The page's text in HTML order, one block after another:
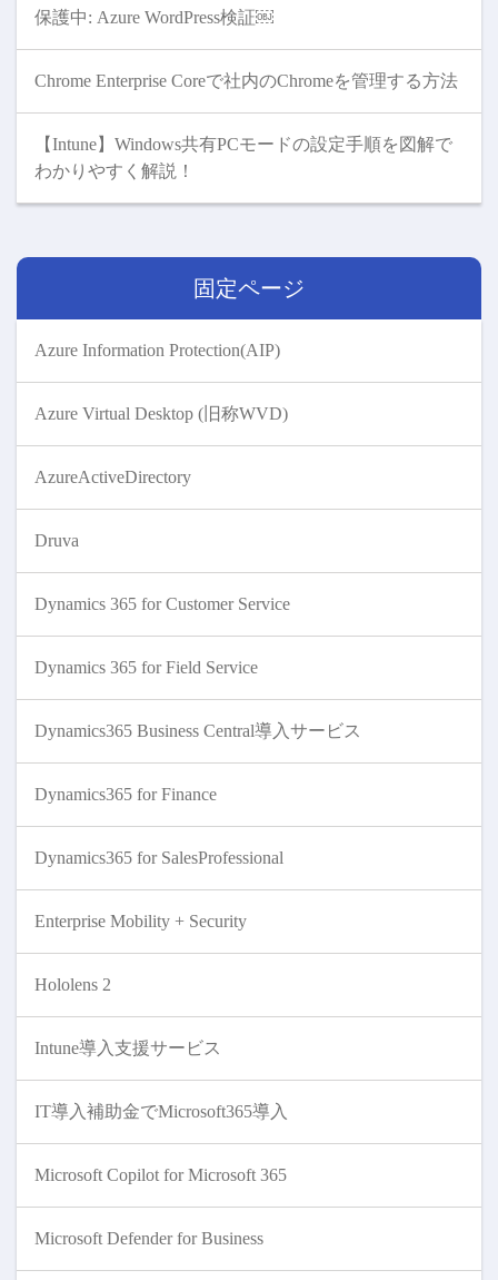
保護中: Azure WordPress検証￼
Chrome Enterprise Coreで社内のChromeを管理する方法
【Intune】Windows共有PCモードの設定手順を図解で
わかりやすく解説！
固定ページ
Azure Information Protection(AIP)
Azure Virtual Desktop (旧称WVD)
AzureActiveDirectory
Druva
Dynamics 365 for Customer Service
Dynamics 365 for Field Service
Dynamics365 Business Central導入サービス
Dynamics365 for Finance
Dynamics365 for SalesProfessional
Enterprise Mobility + Security
Hololens 2
Intune導入支援サービス
IT導入補助金でMicrosoft365導入
Microsoft Copilot for Microsoft 365
Microsoft Defender for Business